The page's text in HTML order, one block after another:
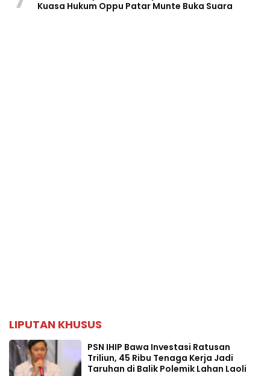
Kuasa Hukum Oppu Patar Munte Buka Suara
LIPUTAN KHUSUS
PSN IHIP Bawa Investasi Ratusan
Triliun, 45 Ribu Tenaga Kerja Jadi
Taruhan di Balik Polemik Lahan Laoli